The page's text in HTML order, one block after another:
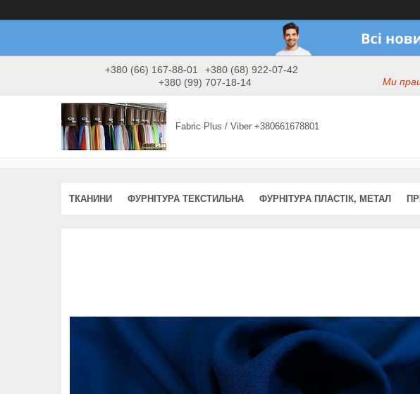
+380 (66) 167-88-01
+380 (68) 922-07-42
+380 (99) 707-18-14
Ми
Fabric Plus / Viber +380661678801
ТКАНИНИ ФУРНІТУРА ТЕКСТИЛЬНА ФУРНІТУРА ПЛАСТІК, МЕТАЛ